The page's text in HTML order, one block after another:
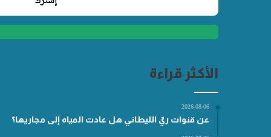
الأكثر قراءة
2026-08-06
عن قنوات ريّ الليطاني هل عادت المياه إلى مجاريها؟